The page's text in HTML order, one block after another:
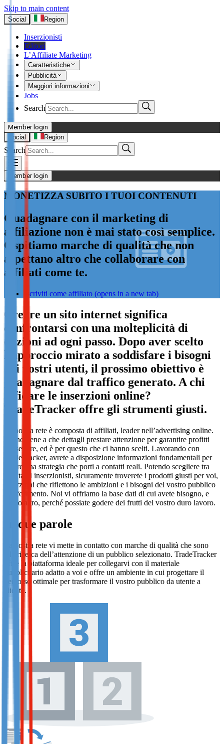
Skip to main content
Social Region
Inserzionisti
Editori
L’Affiliate Marketing
Caratteristiche
Pubblicità
Maggiori informazioni
Jobs
Search
I’m Advertiser
Login
Not already our Advertiser?
Login
Not already our Publisher?
Sign up here
Member login
Social
Region
Search
Member login
MONETIZZA SUBITO I TUOI CONTENUTI
Guadagnare con il marketing di
affiliazione non è mai stato così semplice.
Ospitiamo marche di qualità che non
aspettano altro che collaborare con
affiliati come te.
Iscriviti come affiliato (opens in a new tab)
Creare un sito internet significa
confrontarsi con una molteplicità di
opzioni ad ogni passo. Dopo aver scelto
l’approccio mirato a soddisfare i bisogni
dei vostri utenti, il prossimo obiettivo è
guadagnare dal traffico generato. A chi
affidare le inserzioni online?
TradeTracker offre gli strumenti giusti.
La nostra rete è composta di affiliati, leader nell’advertising online.
Sanno bene a che dettagli prestare attenzione per garantire profitti
nel settore, ed è per questo che ci hanno scelti. Lavorando con
TradeTracker, avrete a disposizione informazioni fondamentali per
creare una strategia che porti a contatti reali. Potendo scegliere tra
così tanti inserzionisti, sicuramente troverete i prodotti giusti per voi,
inserzioni che riflettono le ambizioni e i bisogni del vostro pubblico
di riferimento. Noi vi offriamo la base dati di cui avete bisogno, e
molto altro, perché possiate godere dei frutti del vostro duro lavoro.
In due parole
La nostra rete vi mette in contatto con marche di qualità che sono
alla ricerca dell’attenzione di un pubblico selezionato. TradeTracker
offre la piattaforma ideale per collegarvi con il materiale
pubblicitario adatto a voi e offre un ambiente in cui progettare il
percorso ottimale per trasformare il vostro pubblico da utente a
cliente.